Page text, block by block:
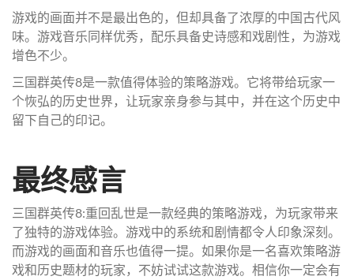
游戏的画面并不是最出色的，但却具备了浓厚的中国古代风
味。游戏音乐同样优秀，配乐具备史诗感和戏剧性，为游戏
增色不少。
三国群英传8是一款值得体验的策略游戏。它将带给玩家一
个恢弘的历史世界，让玩家亲身参与其中，并在这个历史中
留下自己的印记。
最终感言
三国群英传8:重回乱世是一款经典的策略游戏，为玩家带来
了独特的游戏体验。游戏中的系统和剧情都令人印象深刻。
而游戏的画面和音乐也值得一提。如果你是一名喜欢策略游
戏和历史题材的玩家，不妨试试这款游戏。相信你一定会有